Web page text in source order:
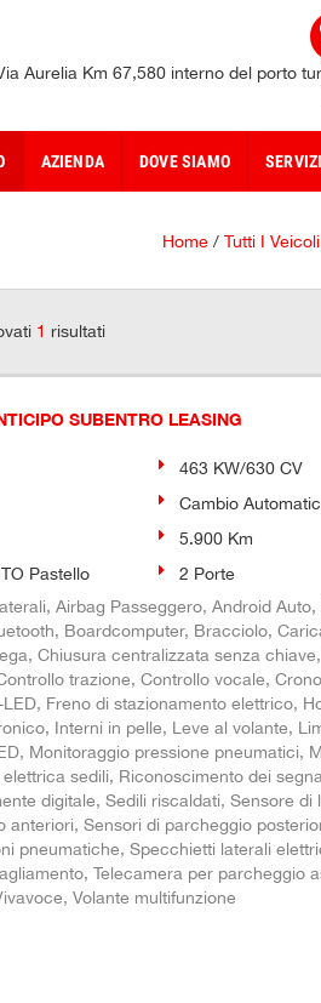
Aurelia Km 67,580 interno del porto
AZIENDA DOVE SIAMO SERVIZI
Home / Tutti I Veicoli
1 risultati
SUBENTRO LEASING
463 KW/630 CV
Cambio
5.900 Km
Pastello
2 Porte
Airbag Passeggero, Android
Boardcomputer, Bracciolo,
Chiusura centralizzata senza
trazione, Controllo vocale,
LED, Freno di stazionamento elettrico,
Interni in pelle, Leve al volante,
Monitoraggio pressione pneumatici,
sedili, Riconoscimento dei
digitale, Sedili riscaldati, Sensore di
anteriori, Sensori di parcheggio
pneumatiche, Specchietti laterali
Telecamera per parcheggio
Volante multifunzione